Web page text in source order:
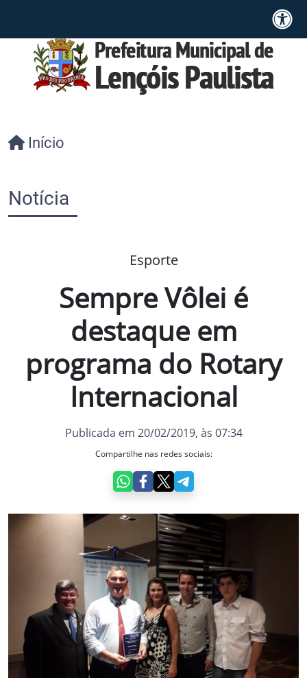
Início
Notícia
Esporte
Sempre Vôlei é
destaque em
programa do Rotary
Internacional
Publicada em 20/02/2019, às 07:34
Compartilhe nas redes sociais: